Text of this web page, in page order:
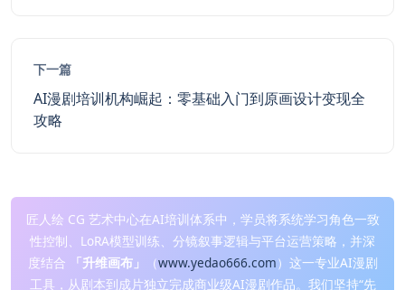
下一篇
AI漫剧培训机构崛起：零基础入门到原画设计变现全
攻略
匠人绘 CG 艺术中心在AI培训体系中，学员将系统学习角色一致
性控制、LoRA模型训练、分镜叙事逻辑与平台运营策略，并深
度结合
「升维画布」 （www.yedao666.com）这一专业AI漫剧
工具，从剧本到成片独立完成商业级AI漫剧作品。我们坚持“先